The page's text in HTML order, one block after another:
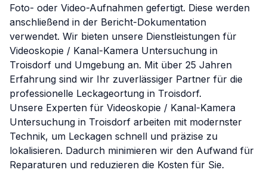
Foto- oder Video-Aufnahmen gefertigt. Diese werden
anschließend in der Bericht-Dokumentation
verwendet. Wir bieten unsere Dienstleistungen für
Videoskopie / Kanal-Kamera Untersuchung in
Troisdorf und Umgebung an. Mit über 25 Jahren
Erfahrung sind wir Ihr zuverlässiger Partner für die
professionelle Leckageortung in Troisdorf.
Unsere Experten für Videoskopie / Kanal-Kamera
Untersuchung in Troisdorf arbeiten mit modernster
Technik, um Leckagen schnell und präzise zu
lokalisieren. Dadurch minimieren wir den Aufwand für
Reparaturen und reduzieren die Kosten für Sie.